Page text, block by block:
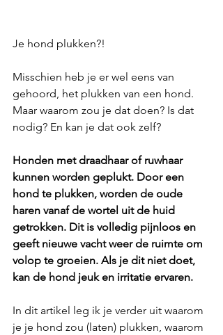
Je hond plukken?!
Misschien heb je er wel eens van
gehoord, het plukken van een hond.
Maar waarom zou je dat doen? Is dat
nodig? En kan je dat ook zelf?
Honden met draadhaar of ruwhaar
kunnen worden geplukt. Door een
hond te plukken, worden de oude
haren vanaf de wortel uit de huid
getrokken. Dit is volledig pijnloos en
geeft nieuwe vacht weer de ruimte om
volop te groeien. Als je dit niet doet,
kan de hond jeuk en irritatie ervaren.
In dit artikel leg ik je verder uit waarom
je je hond zou (laten) plukken, waarom